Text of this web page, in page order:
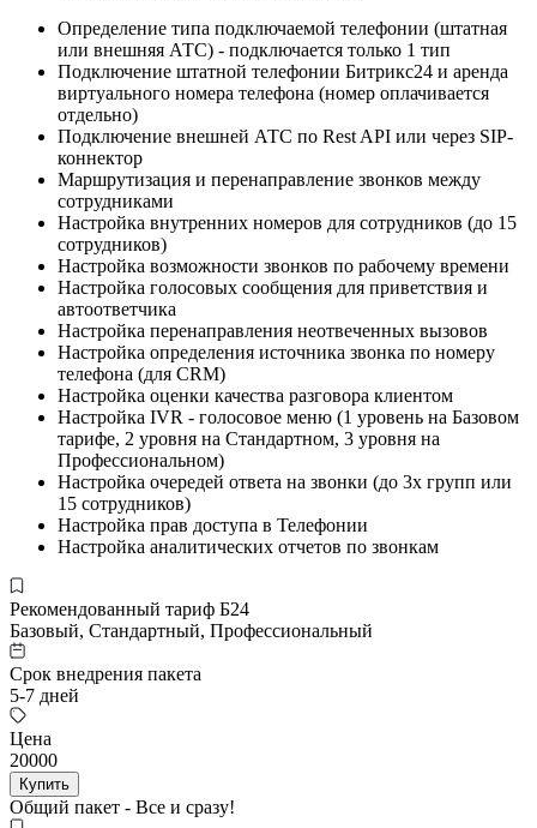
Определение типа подключаемой телефонии (штатная
или внешняя АТС) - подключается только 1 тип
Подключение штатной телефонии Битрикс24 и аренда
виртуального номера телефона (номер оплачивается
отдельно)
Подключение внешней АТС по Rest API или через SIP-
коннектор
Маршрутизация и перенаправление звонков между
сотрудниками
Настройка внутренних номеров для сотрудников (до 15
сотрудников)
Настройка возможности звонков по рабочему времени
Настройка голосовых сообщения для приветствия и
автоответчика
Настройка перенаправления неотвеченных вызовов
Настройка определения источника звонка по номеру
телефона (для CRM)
Настройка оценки качества разговора клиентом
Настройка IVR - голосовое меню (1 уровень на Базовом
тарифе, 2 уровня на Стандартном, 3 уровня на
Профессиональном)
Настройка очередей ответа на звонки (до 3х групп или
15 сотрудников)
Настройка прав доступа в Телефонии
Настройка аналитических отчетов по звонкам
Рекомендованный тариф Б24
Базовый, Стандартный, Профессиональный
Срок внедрения пакета
5-7 дней
Цена
20000
Купить
Общий пакет - Все и сразу!